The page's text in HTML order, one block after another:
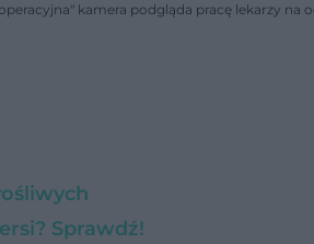
kamera podgląda pracę lekarzy na
Sprawdź!